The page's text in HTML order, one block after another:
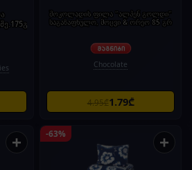
შოკოლადის ფილა "ალპენ გოლდი"
საგაზაფხულო, მოცვი & ორეო 85 გრ
Chocolate
4.95₾1.79₾
+ -63% +